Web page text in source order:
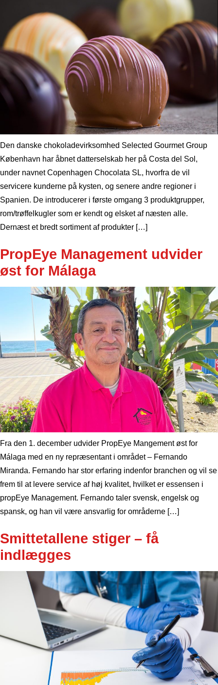
Den danske chokoladevirksomhed Selected Gourmet Group
København har åbnet datterselskab her på Costa del Sol,
under navnet Copenhagen Chocolata SL, hvorfra de vil
servicere kunderne på kysten, og senere andre regioner i
Spanien. De introducerer i første omgang 3 produktgrupper,
rom/trøffelkugler som er kendt og elsket af næsten alle.
Dernæst et bredt sortiment af produkter […]
PropEye Management udvider
øst for Málaga
Fra den 1. december udvider PropEye Mangement øst for
Málaga med en ny repræsentant i området – Fernando
Miranda. Fernando har stor erfaring indenfor branchen og vil se
frem til at levere service af høj kvalitet, hvilket er essensen i ​​
propEye Management. Fernando taler svensk, engelsk og
spansk, og han vil være ansvarlig for områderne […]
Smittetallene stiger – få
indlægges